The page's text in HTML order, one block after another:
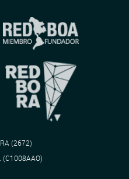
(2672)
(C1008AAO)